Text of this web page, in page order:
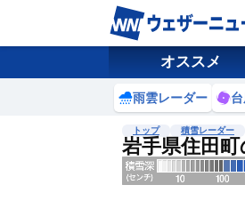
オススメ
雨雲レーダー
トップ 積雪レーダー
岩手県住田